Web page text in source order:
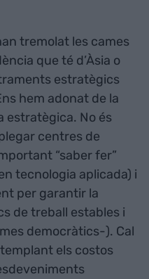
tremolat les cames
que té d’Àsia o
estratègics
hem adonat de la
estratègica. No és
centres de
“saber fer”
tecnologia aplicada) i
per garantir la
de treball estables i
democràtics-). Cal
els costos